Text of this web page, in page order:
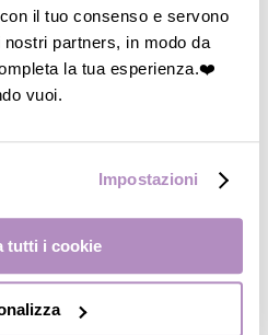
il tuo consenso e servono
partners, in modo da
la tua esperienza.❤️
vuoi.
Impostazioni
tutti i cookie